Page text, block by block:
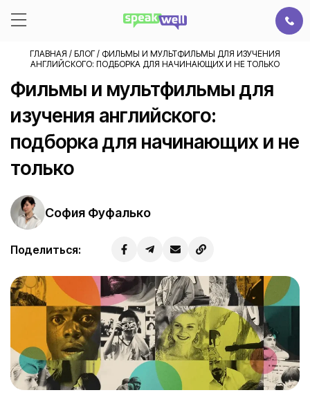
ГЛАВНАЯ / БЛОГ/ ФИЛЬМЫ И МУЛЬТФИЛЬМЫ ДЛЯ ИЗУЧЕНИЯ
АНГЛИЙСКОГО: ПОДБОРКА ДЛЯ НАЧИНАЮЩИХ И НЕ ТОЛЬКО
Фильмы и мультфильмы для
изучения английского:
подборка для начинающих и не
только
София Фуфалько
Поделиться: